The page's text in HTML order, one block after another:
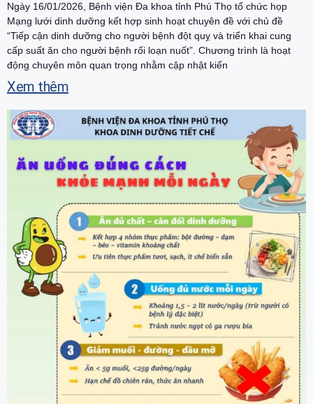
Ngày 16/01/2026, Bệnh viện Đa khoa tỉnh Phú Thọ tổ chức họp
Mạng lưới dinh dưỡng kết hợp sinh hoạt chuyên đề với chủ đề
“Tiếp cận dinh dưỡng cho người bệnh đột quỵ và triển khai cung
cấp suất ăn cho người bệnh rối loạn nuốt”. Chương trình là hoạt
động chuyên môn quan trọng nhằm cập nhật kiến
Xem thêm